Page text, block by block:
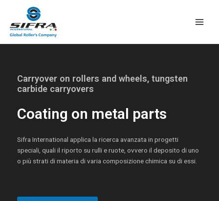
content
Carryover on rollers and wheels, tungsten
carbide carryovers
Coating on metal parts
Sifra International applica la ricerca avanzata in progetti
speciali, quali il riporto su rulli e ruote, ovvero il deposito di uno
o più strati di materia di varia composizione chimica su di essi.